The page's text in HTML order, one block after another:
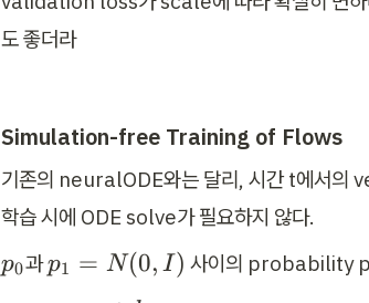
도 좋더라
Simulation-free Training of Flows
기존의 neuralODE와는 달리, 시간 t에서
학습 시에 ODE solve가 필요하지 않다.
p
p0과 p
p1 = N(0, I) 사이의 probability